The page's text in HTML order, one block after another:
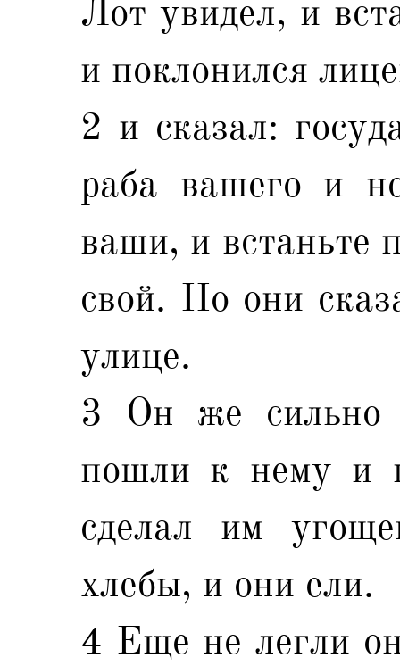
Лот увидел, и
и поклонился
2 и сказал:
раба вашего и
ваши, и встаньте
свой. Но они
улице.
3 Он же сильно
пошли к нему и
сделал им
хлебы, и они ели.
4 Еще не легли